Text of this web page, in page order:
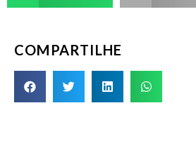
COMPARTILHE